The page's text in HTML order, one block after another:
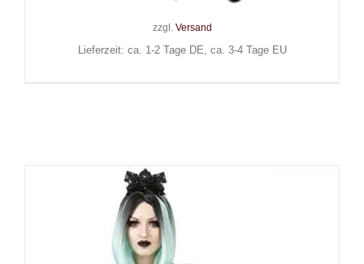
zzgl. Versand
Lieferzeit: ca. 1-2 Tage DE, ca. 3-4 Tage EU